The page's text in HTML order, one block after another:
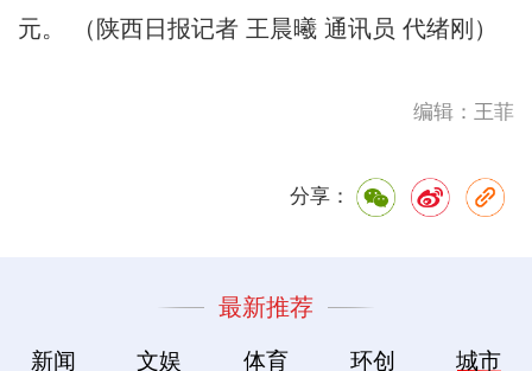
元。 （陕西日报记者 王晨曦 通讯员 代绪刚）
编辑：王菲
分享：
最新推荐
新闻 文娱 体育 环创 城市